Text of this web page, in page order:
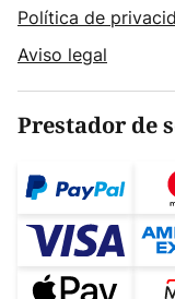
Política de
Aviso legal
Prestador de